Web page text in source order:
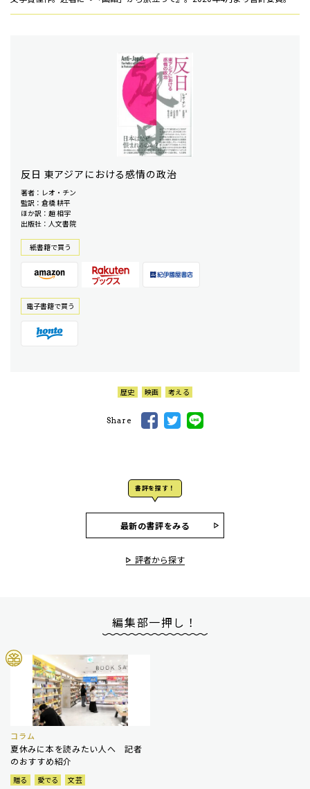
反日 東アジアにおける感情の政治
著者：レオ・チン
監訳：倉橋 耕平
ほか訳：趙 相宇
出版社：人文書院
紙書籍で買う
電⼦書籍で買う
歴史 映画 考える
Share
書評を探す！
最新の書評をみる
評者から探す
編集部一押し！
コラム
夏休みに本を読みたい人へ 記者
のおすすめ紹介
贈る 愛でる
文芸